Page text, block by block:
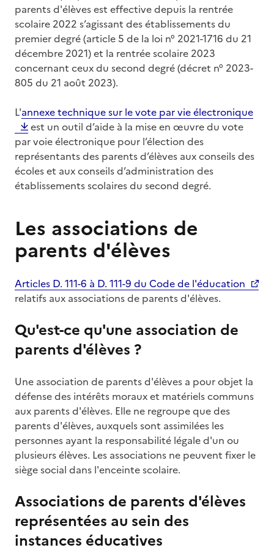
parents d'élèves est effective depuis la rentrée
scolaire 2022 s’agissant des établissements du
premier degré (article 5 de la loi n° 2021-1716 du 21
décembre 2021) et la rentrée scolaire 2023
concernant ceux du second degré (décret n° 2023-
805 du 21 août 2023).
L'annexe technique sur le vote par vie électronique
est un outil d’aide à la mise en œuvre du vote
par voie électronique pour l’élection des
représentants des parents d’élèves aux conseils des
écoles et aux conseils d’administration des
établissements scolaires du second degré.
Les associations de
parents d'élèves
Articles D. 111-6 à D. 111-9 du Code de l'éducation
relatifs aux associations de parents d'élèves.
Qu'est-ce qu'une association de
parents d'élèves ?
Une association de parents d'élèves a pour objet la
défense des intérêts moraux et matériels communs
aux parents d'élèves. Elle ne regroupe que des
parents d'élèves, auxquels sont assimilées les
personnes ayant la responsabilité légale d'un ou
plusieurs élèves. Les associations ne peuvent fixer le
siège social dans l'enceinte scolaire.
Associations de parents d'élèves
représentées au sein des
instances éducatives